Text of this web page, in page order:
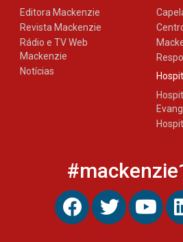
Editora Mackenzie
Revista Mackenzie
Rádio e TV Web
Mackenzie
Notícias